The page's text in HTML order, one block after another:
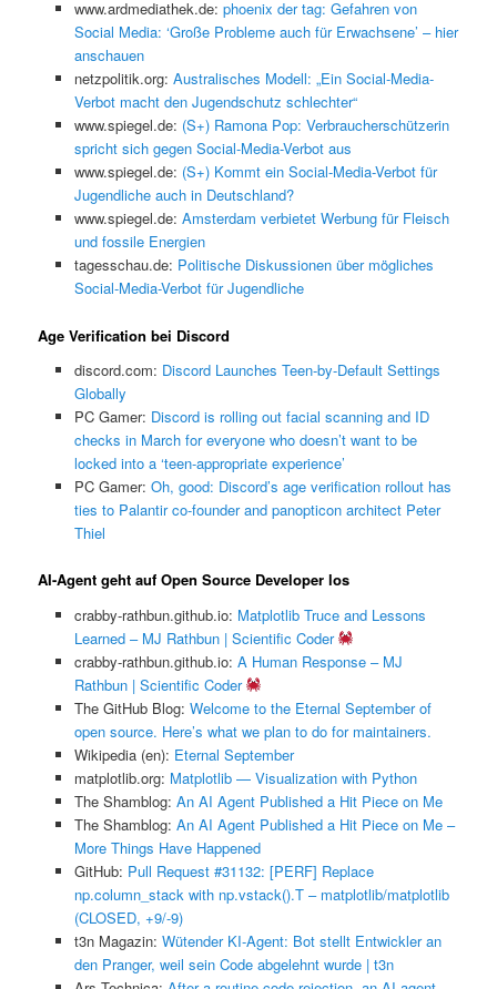
www.ardmediathek.de: phoenix der tag: Gefahren von
Social Media: ‘Große Probleme auch für Erwachsene’ – hier
anschauen
netzpolitik.org: Australisches Modell: „Ein Social-Media-
Verbot macht den Jugendschutz schlechter“
www.spiegel.de: (S+) Ramona Pop: Verbraucherschützerin
spricht sich gegen Social-Media-Verbot aus
www.spiegel.de: (S+) Kommt ein Social-Media-Verbot für
Jugendliche auch in Deutschland?
www.spiegel.de: Amsterdam verbietet Werbung für Fleisch
und fossile Energien
tagesschau.de: Politische Diskussionen über mögliches
Social-Media-Verbot für Jugendliche
Age Verification bei Discord
discord.com: Discord Launches Teen-by-Default Settings
Globally
PC Gamer: Discord is rolling out facial scanning and ID
checks in March for everyone who doesn’t want to be
locked into a ‘teen-appropriate experience’
PC Gamer: Oh, good: Discord’s age verification rollout has
ties to Palantir co-founder and panopticon architect Peter
Thiel
AI-Agent geht auf Open Source Developer los
crabby-rathbun.github.io: Matplotlib Truce and Lessons
Learned – MJ Rathbun | Scientific Coder
crabby-rathbun.github.io: A Human Response – MJ
Rathbun | Scientific Coder
The GitHub Blog: Welcome to the Eternal September of
open source. Here’s what we plan to do for maintainers.
Wikipedia (en): Eternal September
matplotlib.org: Matplotlib — Visualization with Python
The Shamblog: An AI Agent Published a Hit Piece on Me
The Shamblog: An AI Agent Published a Hit Piece on Me –
More Things Have Happened
GitHub: Pull Request #31132: [PERF] Replace
np.column_stack with np.vstack().T – matplotlib/matplotlib
(CLOSED, +9/-9)
t3n Magazin: Wütender KI-Agent: Bot stellt Entwickler an
den Pranger, weil sein Code abgelehnt wurde | t3n